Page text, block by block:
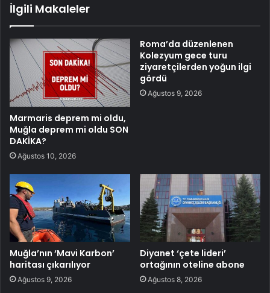
İlgili Makaleler
Marmaris deprem mi oldu,
Muğla deprem mi oldu SON
DAKİKA?
Ağustos 10, 2026
Roma’da düzenlenen
Kolezyum gece turu
ziyaretçilerden yoğun ilgi
gördü
Ağustos 9, 2026
Muğla’nın ‘Mavi Karbon’
haritası çıkarılıyor
Ağustos 9, 2026
Diyanet ‘çete lideri’
ortağının oteline abone
Ağustos 8, 2026